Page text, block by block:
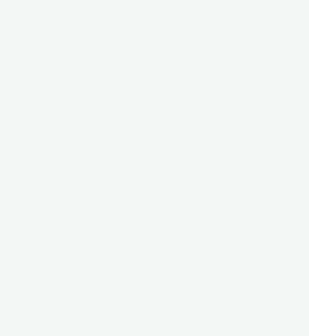
auf Leistungen zurück, die von
„Kostenmodell für Demenz“ im
große Herausforderung …